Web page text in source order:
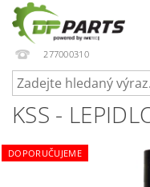
277000310
KSS -
DOPORUČUJEME